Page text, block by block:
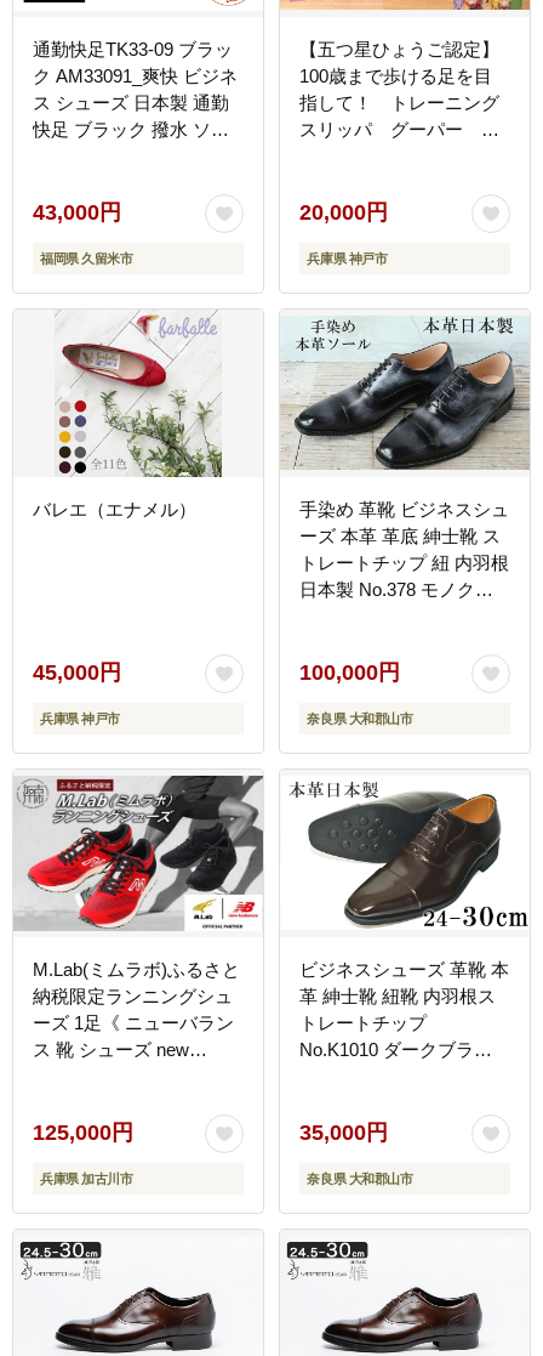
通勤快足TK33-09 ブラッ
ク AM33091_爽快 ビジネ
ス シューズ 日本製 通勤
快足 ブラック 撥水 ソフ
れにくい 滑りにくい 防水
耐久 透湿 ドライ 福岡県
久留米市 お取り寄せ アサ
ヒシューズ 送料無料
_Lt004
43,000円
福岡県 久留米市
【五つ星ひょうご認定】
100歳まで歩ける足を目
指して！ トレーニング
スリッパ グーパー ド
ト）
20,000円
兵庫県 神戸市
バレエ（エナメル）
45,000円
兵庫県 神戸市
手染め 革靴 ビジネスシュ
ーズ 本革 革底 紳士靴 ス
トレートチップ 紐 内羽根
日本製 No.378 モノクロ
100,000円
奈良県 大和郡山市
M.Lab(ミムラボ)ふるさと
納税限定ランニングシュ
ーズ 1足《 ニューバラン
ス 靴 シューズ new
【2412R04901】
125,000円
兵庫県 加古川市
ビジネスシューズ 革靴 本
革 紳士靴 紐靴 内羽根ス
トレートチップ
No.K1010 ダークブラウ
35,000円
奈良県 大和郡山市